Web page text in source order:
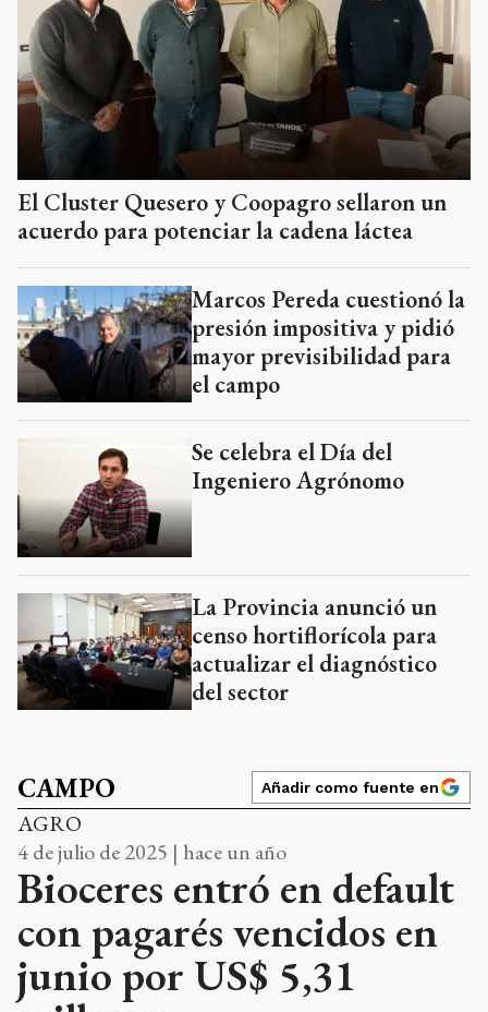
El Cluster Quesero y Coopagro sellaron un
acuerdo para potenciar la cadena láctea
Marcos Pereda cuestionó la
presión impositiva y pidió
mayor previsibilidad para
el campo
Se celebra el Día del
Ingeniero Agrónomo
La Provincia anunció un
censo hortiflorícola para
actualizar el diagnóstico
del sector
CAMPO Añadir como fuente en
AGRO
4 de julio de 2025 | hace un año
Bioceres entró en default
con pagarés vencidos en
junio por US$ 5,31